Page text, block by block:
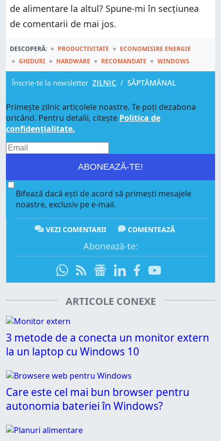
de alimentare la altul? Spune-mi în secțiunea
de comentarii de mai jos.
DESCOPERĂ: PRODUCTIVITATE
ECONOMISIRE ENERGIE
GHIDURI
HARDWARE RECOMANDATE WINDOWS
Înscrie-te la newsletter ZILNIC / SĂPTĂMÂNAL
Primește zilnic articolele noastre. Te poți dezabona
oricând. Pentru detalii, citește Politica de
confidențialitate.
ABONEAZĂ-TE!
Bifează dacă ești de acord să primești mesajele
noastre, exclusiv pe e-mail.
VEZI COMENTARII COMENTEAZĂ
Abonează-te:
ARTICOLE CONEXE
3 metode de a conecta un monitor extern
la un laptop cu Windows 10
Care este cel mai bun browser pentru
autonomia bateriei în Windows?